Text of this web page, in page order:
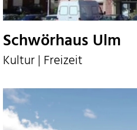
Schwörhaus Ulm
Kultur | Freizeit